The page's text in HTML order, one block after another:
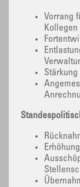
Vorrang
Kollegen